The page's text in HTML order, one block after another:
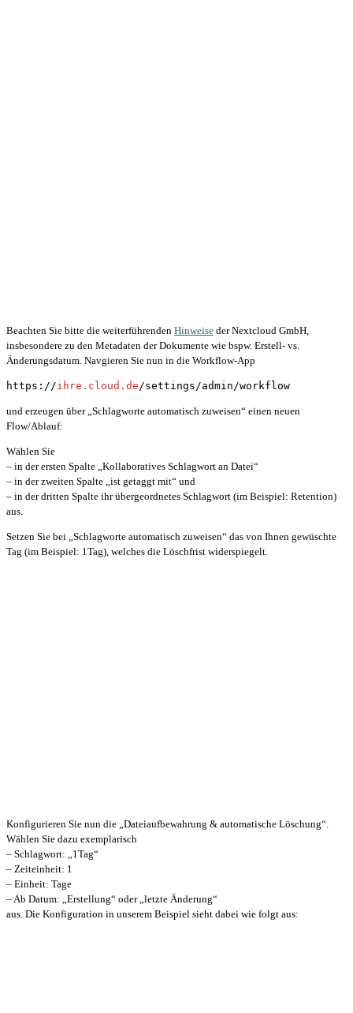
Beachten Sie bitte die weiterführenden Hinweise der Nextcloud GmbH,
insbesondere zu den Metadaten der Dokumente wie bspw. Erstell- vs.
Änderungsdatum. Navgieren Sie nun in die Workflow-App
https://ihre.cloud.de /settings/admin/workflow
und erzeugen über „Schlagworte automatisch zuweisen“ einen neuen
Flow/Ablauf:
Wählen Sie
– in der ersten Spalte „Kollaboratives Schlagwort an Datei“
– in der zweiten Spalte „ist getaggt mit“ und
– in der dritten Spalte ihr übergeordnetes Schlagwort (im Beispiel: Retention)
aus.
Setzen Sie bei „Schlagworte automatisch zuweisen“ das von Ihnen gewüschte
Tag (im Beispiel: 1Tag), welches die Löschfrist widerspiegelt.
Konfigurieren Sie nun die „Dateiaufbewahrung & automatische Löschung“.
Wählen Sie dazu exemplarisch
– Schlagwort: „1Tag“
– Zeiteinheit: 1
– Einheit: Tage
– Ab Datum: „Erstellung“ oder „letzte Änderung“
aus. Die Konfiguration in unserem Beispiel sieht dabei wie folgt aus: